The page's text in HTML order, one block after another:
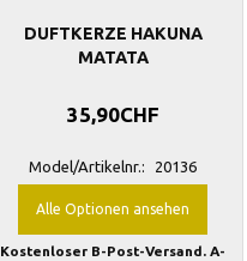
DUFTKERZE HAKUNA
MATATA
35,90CHF
Model/Artikelnr.: 20136
Alle Optionen ansehen
Kostenloser B-Post-Versand. A-